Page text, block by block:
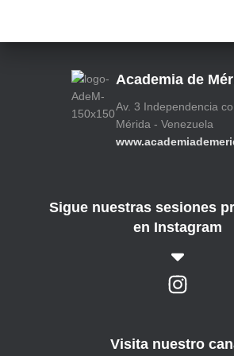
Academia de
Av. 3 Independencia
Mérida - Venezuela
Sigue nuestras sesiones
en Instagram
Visita nuestro